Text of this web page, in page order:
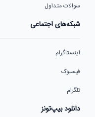
سوالات متداول
شبکه‌های اجتماعی
اینستاگرام
فیسبوک
تلگرام
دانلود بیپ‌تونز